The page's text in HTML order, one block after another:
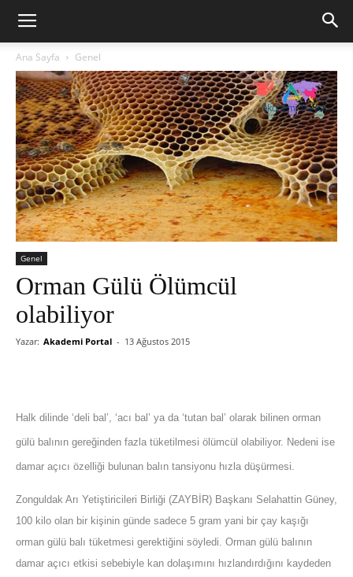
Ana Sayfa Genel
Genel
Orman Gülü Ölümcül
olabiliyor
Yazar: Akademi Portal - 13 Ağustos 2015
Halk dilinde ‘deli bal’, ‘acı bal’ ya da ‘tutan bal’ olarak bilinen orman
gülü balının gereğinden fazla tüketilmesi ölümcül olabiliyor. Nedeni ise
damar açıcı özelliği bulunan balın tansiyonu hızla düşürmesi.
Zonguldak Arı Yetiştiricileri Birliği (ZAYBİR) Başkanı Selahattin Güney,
100 kilo olan bir kişinin günde sadece 5 gram yani bir çay kaşığı
orman gülü balı tüketmesi gerektiğini söyledi. Orman gülü balının
damar açıcı etkisi sebebiyle kan dolaşımını hızlandırdığını kaydeden